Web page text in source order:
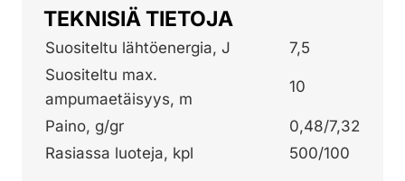
TEKNISIÄ TIETOJA
Suositeltu lähtöenergia, J
7,5
Suositeltu max.
ampumaetäisyys, m
10
Paino, g/gr
0,48/7,32
Rasiassa luoteja, kpl
500/100